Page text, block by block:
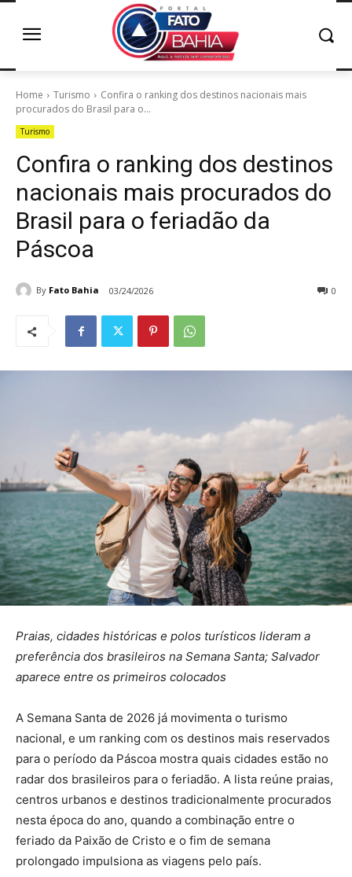
Home Turismo
Confira o ranking dos destinos nacionais mais
procurados do Brasil para o...
Turismo
Confira o ranking dos destinos
nacionais mais procurados do
Brasil para o feriadão da
Páscoa
By Fato Bahia 03/24/2026 0
Praias, cidades históricas e polos turísticos lideram a
preferência dos brasileiros na Semana Santa; Salvador
aparece entre os primeiros colocados
A Semana Santa de 2026 já movimenta o turismo
nacional, e um ranking com os destinos mais reservados
para o período da Páscoa mostra quais cidades estão no
radar dos brasileiros para o feriadão. A lista reúne praias,
centros urbanos e destinos tradicionalmente procurados
nesta época do ano, quando a combinação entre o
feriado da Paixão de Cristo e o fim de semana
prolongado impulsiona as viagens pelo país.